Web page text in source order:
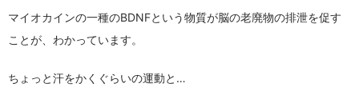
マイオカインの一種のBDNFという物質が脳の老廃物の排泄を促す
ことが、わかっています。
ちょっと汗をかくぐらいの運動と…